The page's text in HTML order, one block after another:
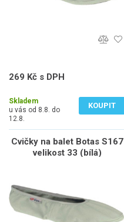
269 Kč s DPH
Skladem
u vás od 8.8. do
12.8.
KOUPIT
Cvičky na balet Botas S167
velikost 33 (bílá)